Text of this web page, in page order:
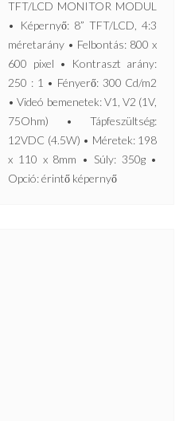
TFT/LCD MONITOR MODUL
• Képernyő: 8” TFT/LCD, 4:3
méretarány • Felbontás: 800 x
600 pixel • Kontraszt arány:
250 : 1 • Fényerő: 300 Cd/m2
• Videó bemenetek: V1, V2 (1V,
75Ohm) • Tápfeszültség:
12VDC (4.5W) • Méretek: 198
x 110 x 8mm • Súly: 350g •
Opció: érintő képernyő